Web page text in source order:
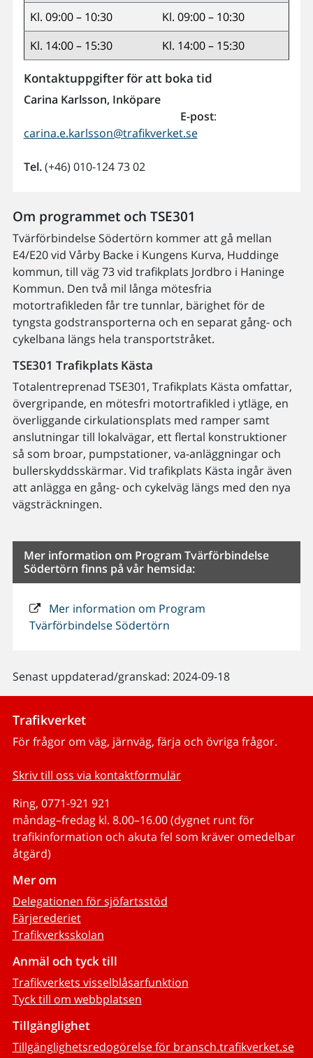
Kl. 09:00 – 10:30
Kl. 09:00 – 10:30
Kl. 14:00 – 15:30
Kl. 14:00 – 15:30
Kontaktuppgifter för att boka tid
Carina Karlsson, Inköpare
E-post:
carina.e.karlsson@trafikverket.se
Tel.(+46) 010-124 73 02
Om programmet och TSE301
Tvärförbindelse Södertörn kommer att gå mellan
E4/E20 vid Vårby Backe i Kungens Kurva, Huddinge
kommun, till väg 73 vid trafikplats Jordbro i Haninge
Kommun. Den två mil långa mötesfria
motortrafikleden får tre tunnlar, bärighet för de
tyngsta godstransporterna och en separat gång- och
cykelbana längs hela transportstråket.
TSE301 Trafikplats Kästa
Totalentreprenad TSE301, Trafikplats Kästa omfattar,
övergripande, en mötesfri motortrafikled i ytläge, en
överliggande cirkulationsplats med ramper samt
anslutningar till lokalvägar, ett flertal konstruktioner
så som broar, pumpstationer, va-anläggningar och
bullerskyddsskärmar. Vid trafikplats Kästa ingår även
att anlägga en gång- och cykelväg längs med den nya
vägsträckningen.
Mer information om Program Tvärförbindelse
Södertörn finns på vår hemsida:
Mer information om Program
Tvärförbindelse Södertörn
Senast uppdaterad/granskad: 2024-09-18
Trafikverket
För frågor om väg, järnväg, färja och övriga frågor.
Skriv till oss via kontaktformulär
Ring, 0771-921 921
måndag–fredag kl. 8.00–16.00 (dygnet runt för
trafikinformation och akuta fel som kräver omedelbar
åtgärd)
Mer om
Delegationen för sjöfartsstöd
Färjerederiet
Trafikverksskolan
Anmäl och tyck till
Trafikverkets visselblåsarfunktion
Tyck till om webbplatsen
Tillgänglighet
Tillgänglighetsredogörelse för bransch.trafikverket.se